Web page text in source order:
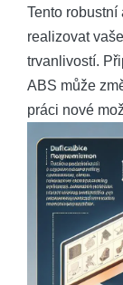
Tento robustní
realizovat
trvanlivostí.
ABS může
práci nové